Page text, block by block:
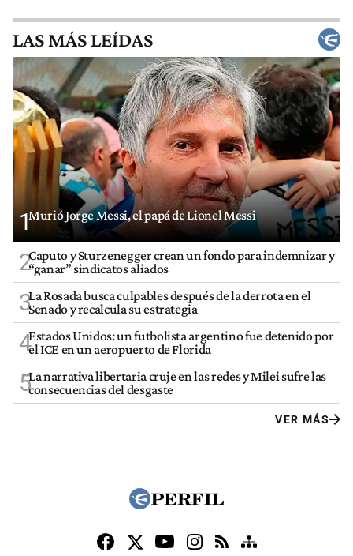
LAS MÁS LEÍDAS
1Murió Jorge Messi, el papá de Lionel Messi
2Caputo y Sturzenegger crean un fondo para indemnizar y
“ganar” sindicatos aliados
3La Rosada busca culpables después de la derrota en el
Senado y recalcula su estrategia
4Estados Unidos: un futbolista argentino fue detenido por
el ICE en un aeropuerto de Florida
5La narrativa libertaria cruje en las redes y Milei sufre las
consecuencias del desgaste
VER MÁS